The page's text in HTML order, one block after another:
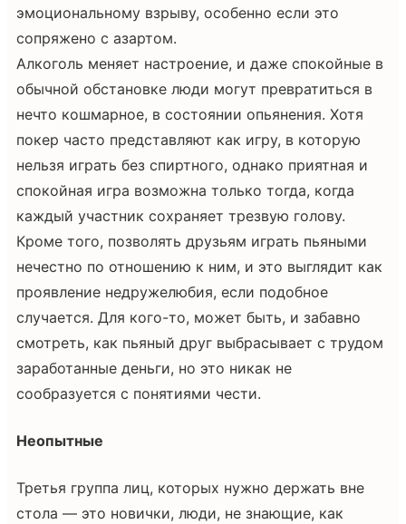
эмоциональному взрыву, особенно если это
сопряжено с азартом.
Алкоголь меняет настроение, и даже спокойные в
обычной обстановке люди могут превратиться в
нечто кошмарное, в состоянии опьянения. Хотя
покер часто представляют как игру, в которую
нельзя играть без спиртного, однако приятная и
спокойная игра возможна только тогда, когда
каждый участник сохраняет трезвую голову.
Кроме того, позволять друзьям играть пьяными
нечестно по отношению к ним, и это выглядит как
проявление недружелюбия, если подобное
случается. Для кого-то, может быть, и забавно
смотреть, как пьяный друг выбрасывает с трудом
заработанные деньги, но это никак не
сообразуется с понятиями чести.
Неопытные
Третья группа лиц, которых нужно держать вне
стола — это новички, люди, не знающие, как